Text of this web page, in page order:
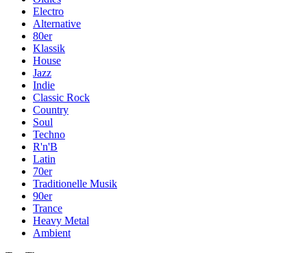
Electro
Alternative
80er
Klassik
House
Jazz
Indie
Classic Rock
Country
Soul
Techno
R'n'B
Latin
70er
Traditionelle Musik
90er
Trance
Heavy Metal
Ambient